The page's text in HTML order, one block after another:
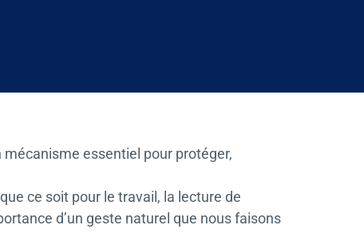
mécanisme essentiel pour protéger,
ce soit pour le travail, la lecture de
d’un geste naturel que nous faisons